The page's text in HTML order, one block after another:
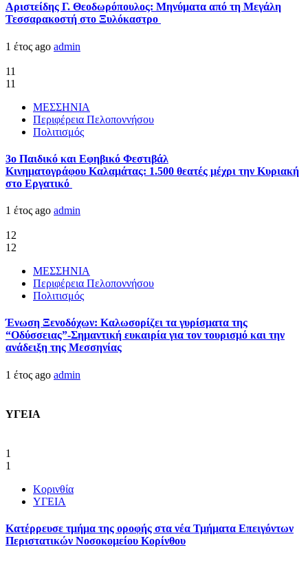
Αριστείδης Γ. Θεοδωρόπουλος: Μηνύματα από τη Μεγάλη
Τεσσαρακοστή στο Ξυλόκαστρο
1 έτος ago admin
11
11
ΜΕΣΣΗΝΙΑ
Περιφέρεια Πελοποννήσου
Πολιτισμός
3ο Παιδικό και Εφηβικό Φεστιβάλ
Κινηματογράφου Καλαμάτας: 1.500 θεατές μέχρι την Κυριακή
στο Εργατικό
1 έτος ago admin
12
12
ΜΕΣΣΗΝΙΑ
Περιφέρεια Πελοποννήσου
Πολιτισμός
Ένωση Ξενοδόχων: Καλωσορίζει τα γυρίσματα της
“Οδύσσειας”-Σημαντική ευκαιρία για τον τουρισμό και την
ανάδειξη της Μεσσηνίας
1 έτος ago admin
ΥΓΕΙΑ
1
1
Κορινθία
ΥΓΕΙΑ
Kατέρρευσε τμήμα της οροφής στα νέα Τμήματα Επειγόντων
Περιστατικών Νοσοκομείου Κορίνθου